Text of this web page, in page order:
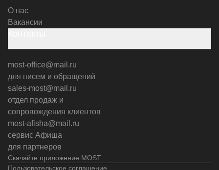
Скачайте приложение MOST
О нас
Вакансии
most-office@mail.ru
для писем и обращений
sales-most@mail.ru
отдел продаж и
сопровождения клиентов
most-afisha@mail.ru
сервис Афиша
для партнеров
Пользовательское соглашение